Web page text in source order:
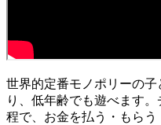
世界的定番モノポリーの
り、低年齢でも遊べます
程で、お金を払う・もら